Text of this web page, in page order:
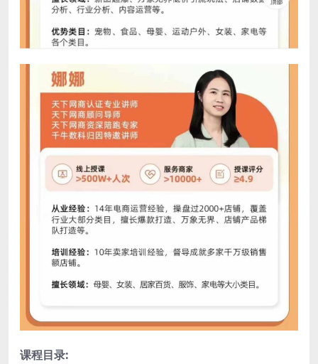
课程目录: